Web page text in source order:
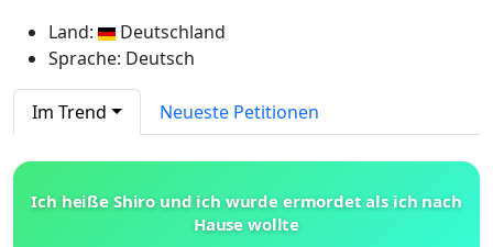
Land:
Deutschland
Sprache: Deutsch
Im Trend Neueste Petitionen
Ich heiße Shiro und ich wurde ermordet als ich nach
Hause wollte